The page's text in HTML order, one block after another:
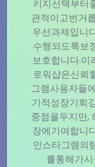
키지선택부터
관적이고번거
우선과제입니
수행되도록보
보호합니다.이
로워샵은신뢰
그램사용자들
기적성장기회
중점을두지만,
장에기여합니
인스타그램의
를통해가